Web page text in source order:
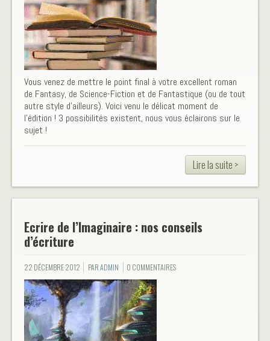
Vous venez de mettre le point final à votre excellent roman
de Fantasy, de Science-Fiction et de Fantastique (ou de tout
autre style d'ailleurs). Voici venu le délicat moment de
l'édition ! 3 possibilités existent, nous vous éclairons sur le
sujet !
Lire la suite >
Ecrire de l’Imaginaire : nos conseils
d’écriture
22 DÉCEMBRE 2012 PARADMIN 0 COMMENTAIRES